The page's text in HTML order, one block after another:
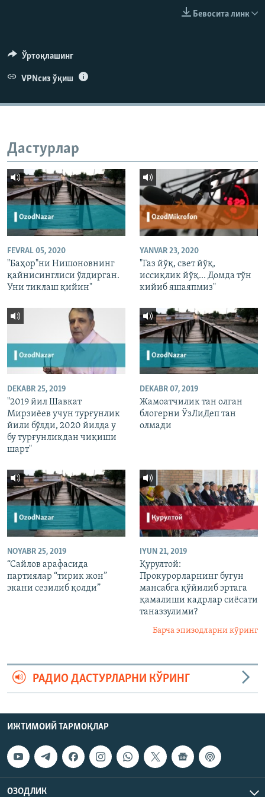
Бевосита линк
Ўртоқлашинг
VPNсиз ўқиш
Дастурлар
FEVRAL 05, 2020
"Баҳор"ни Нишоновнинг
қайнисинглиси ўлдирган.
Уни тиклаш қийин"
YANVAR 23, 2020
"Газ йўқ, свет йўқ,
иссиқлик йўқ... Домда тўн
кийиб яшаяпмиз"
DEKABR 25, 2019
"2019 йил Шавкат
Мирзиёев учун турғунлик
йили бўлди, 2020 йилда у
бу турғунликдан чиқиши
шарт"
DEKABR 07, 2019
Жамоатчилик тан олган
блогерни ЎзЛиДеп тан
олмади
NOYABR 25, 2019
“Сайлов арафасида
партиялар “тирик жон”
экани сезилиб қолди”
IYUN 21, 2019
Қурултой:
Прокурорларнинг бугун
мансабга қўйилиб эртага
қамалиши кадрлар сиëсати
таназзулими?
Барча эпизодларни кўринг
РАДИО ДАСТУРЛАРНИ КЎРИНГ
ИЖТИМОИЙ ТАРМОҚЛАР
ОЗОДЛИК